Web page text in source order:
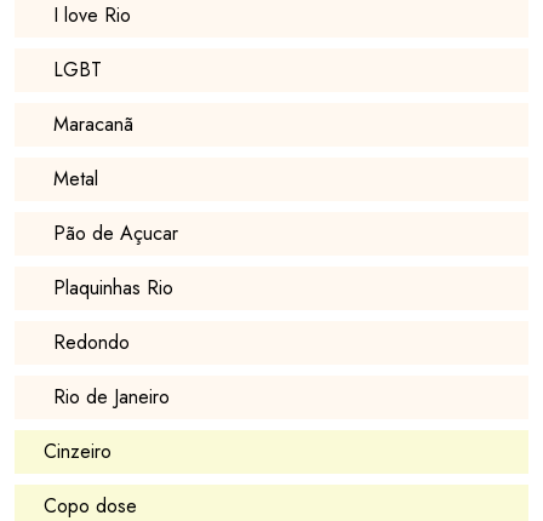
I love Rio
LGBT
Maracanã
Metal
Pão de Açucar
Plaquinhas Rio
Redondo
Rio de Janeiro
Cinzeiro
Copo dose